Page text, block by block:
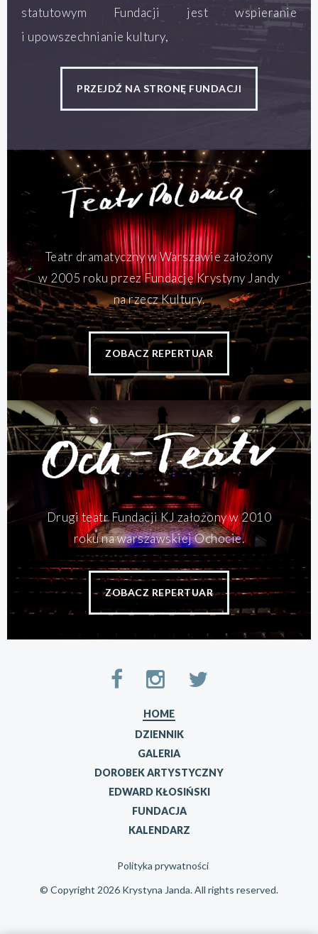
statutowym Fundacji jest wspieranie
i upowszechnianie kultury,
PRZEJDŹ NA STRONĘ FUNDACJI
Teatr dramatyczny w Warszawie założony
w 2005 roku przez Fundację Krystyny Jandy
na rzecz Kultury.
ZOBACZ REPERTUAR
Drugi teatr Fundacji KJ założony w 2010
roku na warszawskiej Ochocie.
ZOBACZ REPERTUAR
HOME
DZIENNIK
GALERIA
DOROBEK ARTYSTYCZNY
EDWARD KŁOSIŃSKI
FUNDACJA
KALENDARZ
Polityka prywatności
© Copyright 2026 Krystyna Janda. All rights reserved.